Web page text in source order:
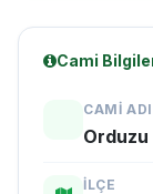
Cami
CAMI ADI
Orduzu
İLÇE